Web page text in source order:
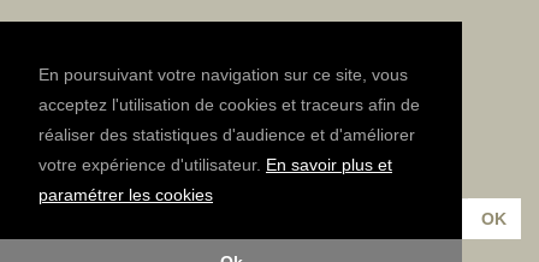
En poursuivant votre navigation sur ce site, vous
acceptez l'utilisation de cookies et traceurs afin de
réaliser des statistiques d'audience et d'améliorer
votre expérience d'utilisateur. En savoir plus et
paramétrer les cookies
FR
NEWSLETTER
Inscrivez-vous à notre lettre d'information :